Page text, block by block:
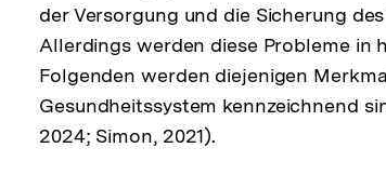
der Versorgung und die Sicherung
Allerdings werden diese Probleme in
Folgenden werden diejenigen
Gesundheitssystem kennzeichnend
2024; Simon, 2021).